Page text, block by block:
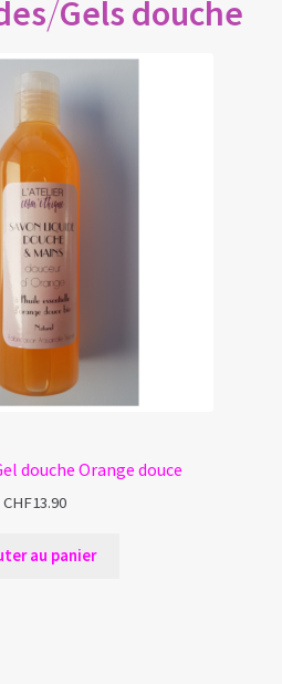
/Gels douche
douche Orange douce
CHF13.90
au panier